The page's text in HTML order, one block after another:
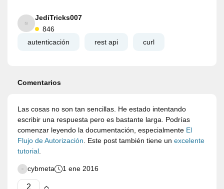
JediTricks007
846
autenticación
rest api curl
Comentarios
Las cosas no son tan sencillas. He estado intentando
escribir una respuesta pero es bastante larga. Podrías
comenzar leyendo la documentación, especialmente El
Flujo de Autorización . Este post también tiene un excelente
tutorial
cybmeta 1 ene 2016